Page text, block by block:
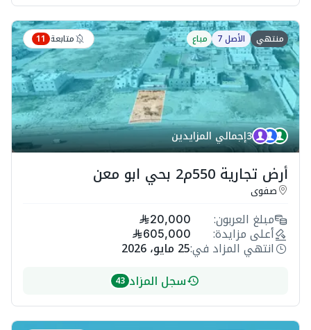
منتهي الأصل 7 مباع متابعة 11
3إجمالي المزايدين
أرض تجارية 550م2 بحي ابو معن
صفوى
مبلغ العربون: 20,000
أعلى مزايدة: 605,000
انتهي المزاد في:25 مايو، 2026
سجل المزاد 43